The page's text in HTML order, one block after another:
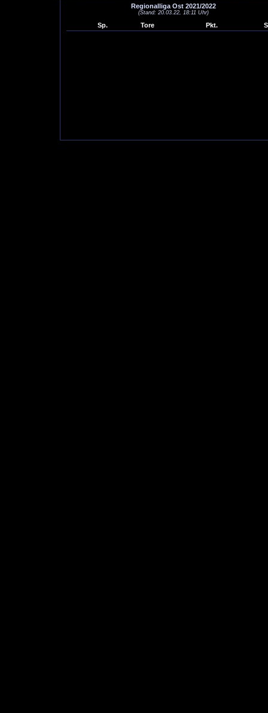
Regionalliga Ost 2021/2022
(Stand: 20.03.22, 18:11 Uhr)
Sp. Tore Pkt.